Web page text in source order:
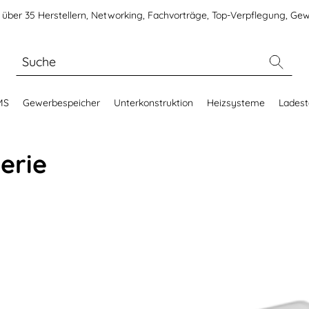
35 Herstellern, Networking, Fachvorträge, Top-Verpflegung,
Gewerbespeicher Unterkonstruktion Heizsysteme